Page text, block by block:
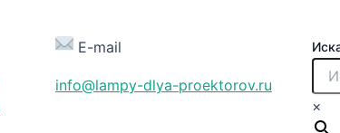
E-mail
info@lampy-dlya-proektorov.ru
×